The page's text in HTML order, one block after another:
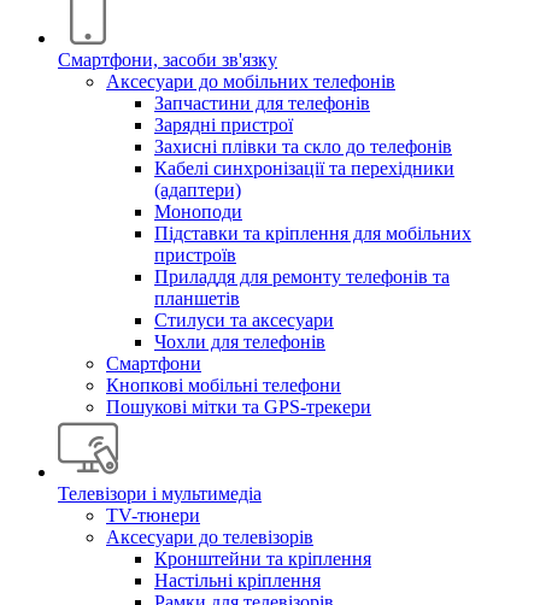
Смартфони, засоби зв'язку
Аксесуари до мобільних телефонів
Запчастини для телефонів
Зарядні пристрої
Захисні плівки та скло до телефонів
Кабелі синхронізації та перехідники
(адаптери)
Моноподи
Підставки та кріплення для мобільних
пристроїв
Приладдя для ремонту телефонів та
планшетів
Стилуси та аксесуари
Чохли для телефонів
Смартфони
Кнопкові мобільні телефони
Пошукові мітки та GPS-трекери
Телевізори і мультимедіа
TV-тюнери
Аксесуари до телевізорів
Кронштейни та кріплення
Настільні кріплення